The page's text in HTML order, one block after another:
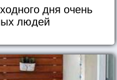
дня очень
людей